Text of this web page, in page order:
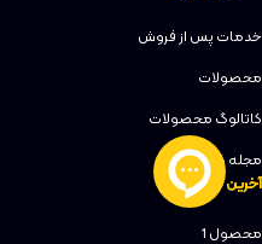
خدمات پس از فروش
محصولات
کاتالوگ محصولات
مجله کنزاکس
آخرین محصولات
محصول 1